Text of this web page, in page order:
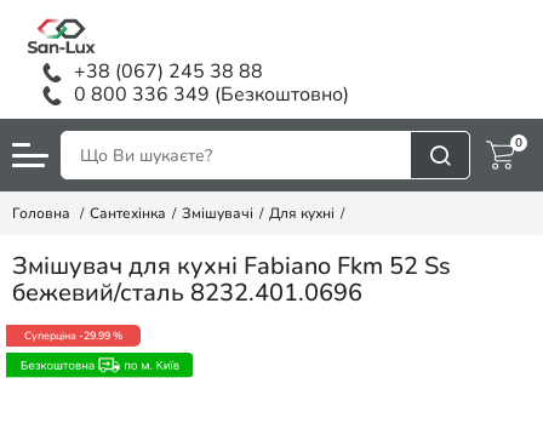
+38 (067) 245 38 88
0 800 336 349 (Безкоштовно)
0
Головна Сантехінка Змішувачі Для кухні
Змішувач для кухні Fabiano Fkm 52 Ss
бежевий/сталь 8232.401.0696
Суперціна-29.99 %